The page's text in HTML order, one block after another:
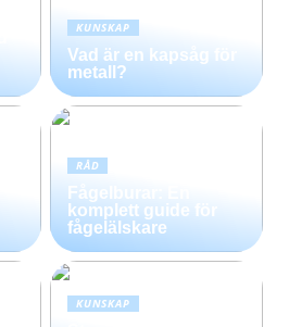
KUNSKAP
Vad är en kapsåg för
metall?
RÅD
Fågelburar: En
komplett guide för
fågelälskare
KUNSKAP